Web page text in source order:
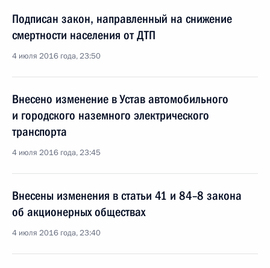
Подписан закон, направленный на снижение
смертности населения от ДТП
4 июля 2016 года, 23:50
Внесено изменение в Устав автомобильного
и городского наземного электрического
транспорта
4 июля 2016 года, 23:45
Внесены изменения в статьи 41 и 84–8 закона
об акционерных обществах
4 июля 2016 года, 23:40